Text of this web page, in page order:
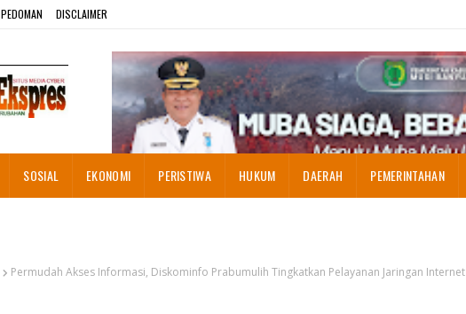
PEDOMAN DISCLAIMER
SOSIAL EKONOMI PERISTIWA HUKUM DAERAH PEMERINTAHAN
Permudah Akses Informasi, Diskominfo Prabumulih Tingkatkan Pelayanan Jaringan Internet